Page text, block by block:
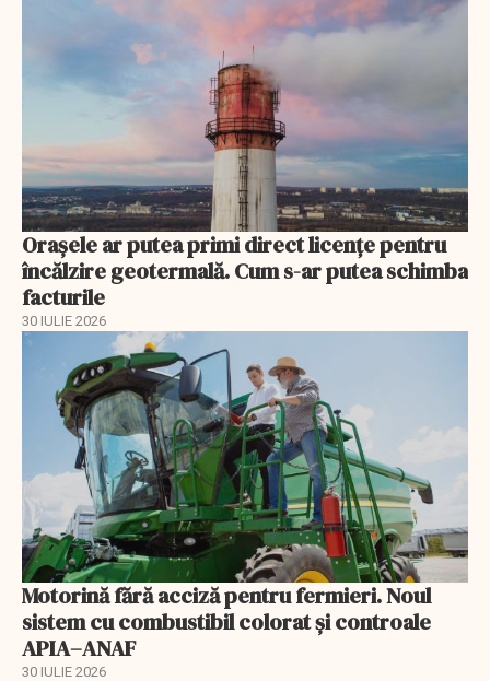
Orașele ar putea primi direct licențe pentru
încălzire geotermală. Cum s-ar putea schimba
facturile
30 IULIE 2026
Motorină fără acciză pentru fermieri. Noul
sistem cu combustibil colorat și controale
APIA–ANAF
30 IULIE 2026